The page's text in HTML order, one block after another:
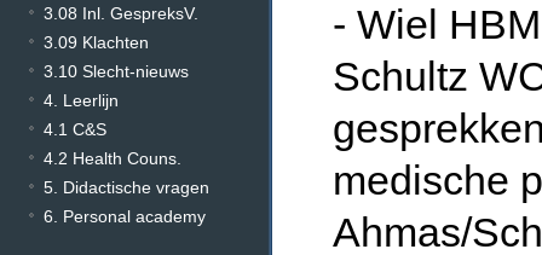
3.08 Inl. GespreksV.
3.09 Klachten
3.10 Slecht-nieuws
4. Leerlijn
4.1 C&S
4.2 Health Couns.
5. Didactische vragen
6. Personal academy
- Wiel
Schultz
medische
Ahmas/